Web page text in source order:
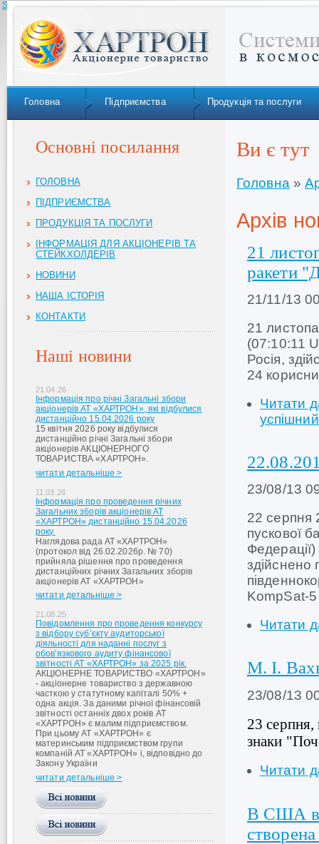
Skip to navigation
Головна Підприємства Продукція та послуги
Основні посилання
ГОЛОВНА
ПІДПРИЄМСТВА
ПРОДУКЦІЯ ТА ПОСЛУГИ
ІНФОРМАЦІЯ ДЛЯ АКЦІОНЕРІВ ТА
СТЕЙКХОЛДЕРІВ
НОВИНИ
НАША ІСТОРІЯ
КОНТАКТИ
Наші новини
21.04.26
Інформація про річні Загальні збори
акціонерів АТ «ХАРТРОН», які відбулися
дистанційно 15.04.2026 року
15 квітня 2026 року відбулися
дистанційно річні Загальні збори
акціонерів АКЦІОНЕРНОГО
ТОВАРИСТВА «ХАРТРОН».
читати детальніше >
11.03.26
Інформація про проведення річних
Загальних зборів акціонерів АТ
«ХАРТРОН» дистанційно 15.04.2026
року.
Наглядова рада АТ «ХАРТРОН»
(протокол від 26.02.2026р. № 70)
прийняла рішення про проведення
дистанційних річних Загальних зборів
акціонерів АТ «ХАРТРОН»
читати детальніше >
21.08.25
Повідомлення про проведення конкурсу
з відбору суб’єкту аудиторської
діяльності для наданні послуг з
обов'язкового аудиту фінансової
звітності АТ «ХАРТРОН» за 2025 рік.
АКЦІОНЕРНЕ ТОВАРИСТВО «ХАРТРОН»
- акціонерне товариство з державною
часткою у статутному капіталі 50% +
одна акція. За даними річної фінансовій
звітності останніх двох років АТ
«ХАРТРОН» є малим підприємством.
При цьому АТ «ХАРТРОН» є
материнським підприємством групи
компаній АТ «ХАРТРОН» і, відповідно до
Закону України
читати детальніше >
Ви є тут
Головна »
Архів
21
ракети
21/11/13
21
(07:10:11
Росія,
24
Читати
23/08/13
22 серпня
пускової
Федерації)
здійснено
KompSat-
Читати
М. І.
23/08/13
23 серпня,
знаки
Читати
В США